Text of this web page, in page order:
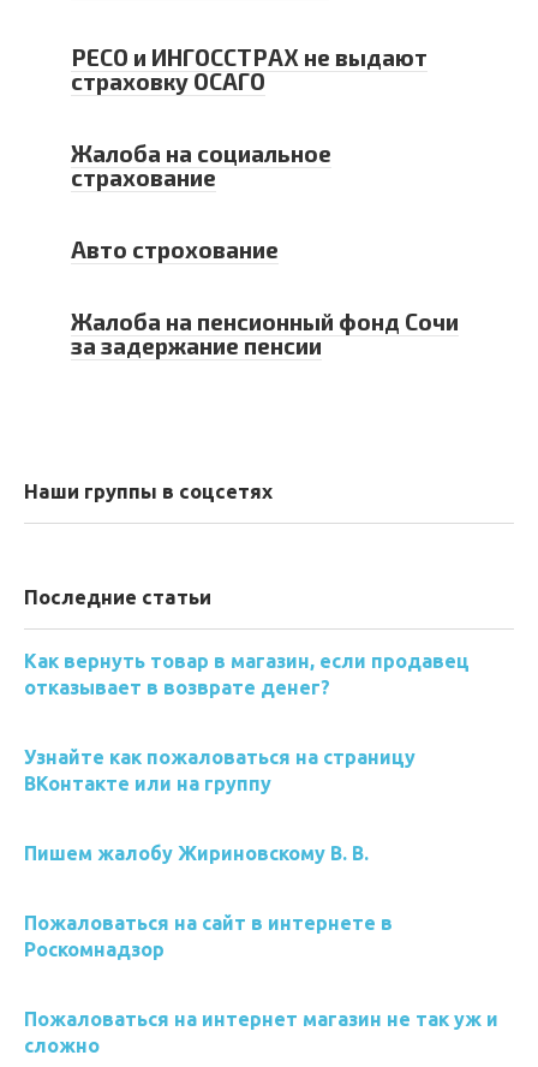
РЕСО и ИНГОССТРАХ не выдают
страховку ОСАГО
Жалоба на социальное
страхование
Авто строхование
Жалоба на пенсионный фонд Сочи
за задержание пенсии
Наши группы в соцсетях
Последние статьи
Как вернуть товар в магазин, если продавец
отказывает в возврате денег?
Узнайте как пожаловаться на страницу
ВКонтакте или на группу
Пишем жалобу Жириновскому В. В.
Пожаловаться на сайт в интернете в
Роскомнадзор
Пожаловаться на интернет магазин не так уж и
сложно